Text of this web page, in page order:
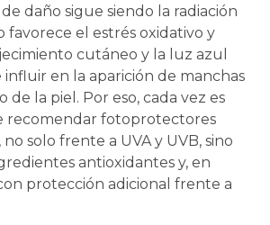
daño sigue siendo la radiación
favorece el estrés oxidativo y
cutáneo y la luz azul
en la aparición de manchas
de la piel. Por eso, cada vez es
recomendar fotoprotectores
solo frente a UVA y UVB, sino
antioxidantes y, en
protección adicional frente a